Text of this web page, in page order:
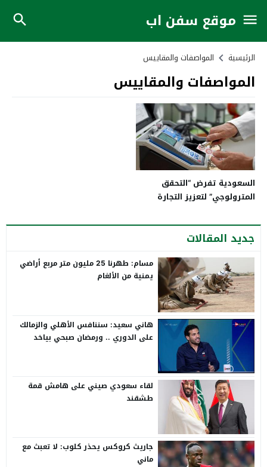
موقع سفن اب
الرئيسية المواصفات والمقاييس
المواصفات والمقاييس
السعودية تفرض “التحقق
المترولوجي” لتعزيز التجارة
جديد المقالات
مسام: طهرنا 25 مليون متر مربع أراضي
يمنية من الألغام
هاني سعيد: سننافس الأهلي والزمالك
على الدوري .. ورمضان صبحي بياخد
لقاء سعودي صيني على هامش قمة
طشقند
جاريث كروكس يحذر كلوب: لا تعبث مع
ماني